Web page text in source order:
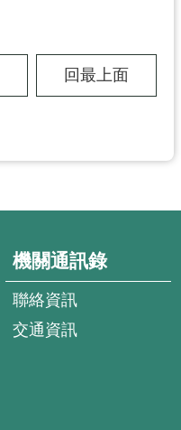
回最上面
機關通訊錄
聯絡資訊
交通資訊